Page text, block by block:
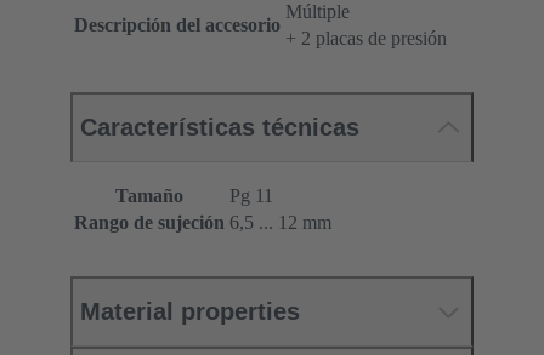
Descripción del accesorio
Múltiple
+ 2 placas de presión
Características técnicas
Tamaño
Pg 11
Rango de sujeción 6,5 ... 12 mm
Material properties